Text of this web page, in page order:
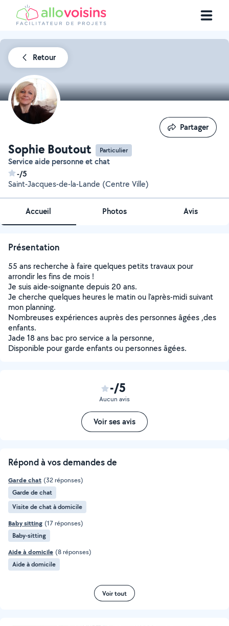
Retour
Sophie Boutout Particulier
Service aide personne et chat
-/5
Saint-Jacques-de-la-Lande (Centre Ville)
Partager
Partager
Accueil Photos Avis
Présentation
55 ans recherche à faire quelques petits travaux pour
arrondir les fins de mois !
Je suis aide-soignante depuis 20 ans.
Je cherche quelques heures le matin ou l'après-midi suivant
mon planning.
Nombreuses expériences auprès des personnes âgées ,des
enfants.
Jade 18 ans bac pro service a la personne,
Disponible pour garde enfants ou personnes âgées.
-/5
Aucun avis
Voir ses avis
Répond à vos demandes de
Garde chat (32 réponses)
Garde de chat
Visite de chat à domicile
Baby sitting (17 réponses)
Baby-sitting
Aide à domicile (8 réponses)
Aide à domicile
Voir tout